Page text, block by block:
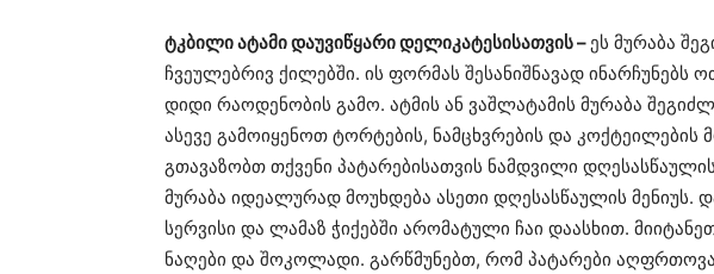
ტკბილი ატამი დაუვიწყარი დელიკატესისათვის –ეს მურაბა
ჩვეულებრივ ქილებში. ის ფორმას შესანიშნავად ინარჩუნებს
დიდი რაოდენობის გამო. ატმის ან ვაშლატამის მურაბა
ასევე გამოიყენოთ ტორტების, ნამცხვრების და კოქტეილების
გთავაზობთ თქვენი პატარებისათვის ნამდვილი
მურაბა იდეალურად მოუხდება ასეთი დღესასწაულის მენიუს.
სერვისი და ლამაზ ჭიქებში არომატული ჩაი დაასხით.
ნაღები და შოკოლადი. გარწმუნებთ, რომ პატარები